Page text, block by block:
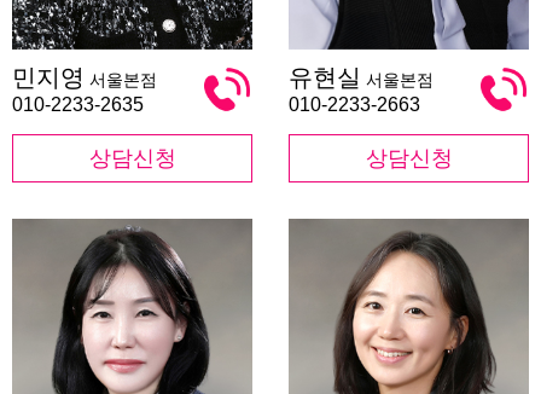
지
영
민지영 서울본점
010-2233-2635
상담신청
현
실
유현실 서울본점
010-2233-2663
상담신청